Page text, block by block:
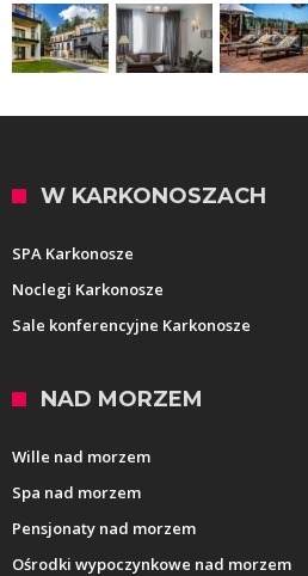
W KARKONOSZACH
SPA Karkonosze
Noclegi Karkonosze
Sale konferencyjne Karkonosze
NAD MORZEM
Wille nad morzem
Spa nad morzem
Pensjonaty nad morzem
Ośrodki wypoczynkowe nad morzem